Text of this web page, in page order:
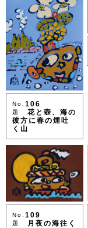
No. 106
題
花と壺、海の
彼方に春の煙吐
く山
No. 109
題
月夜の海往く